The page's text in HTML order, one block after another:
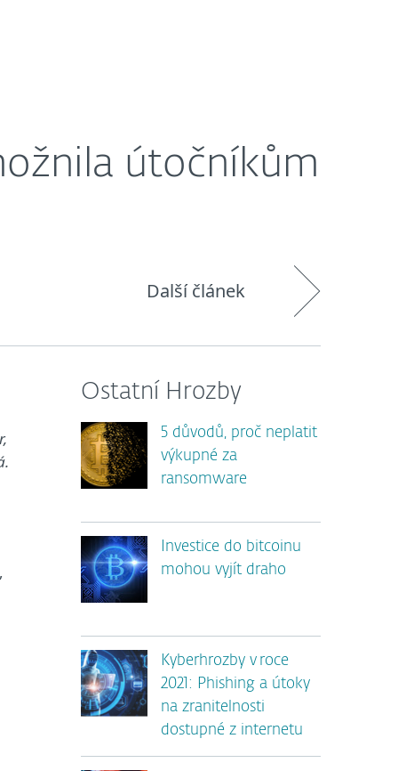
útočníkům
Další článek
Ostatní Hrozby
5 důvodů, proč neplatit
výkupné za
ransomware
Investice do bitcoinu
mohou vyjít draho
Kyberhrozby v roce
2021: Phishing a útoky
na zranitelnosti
dostupné z internetu